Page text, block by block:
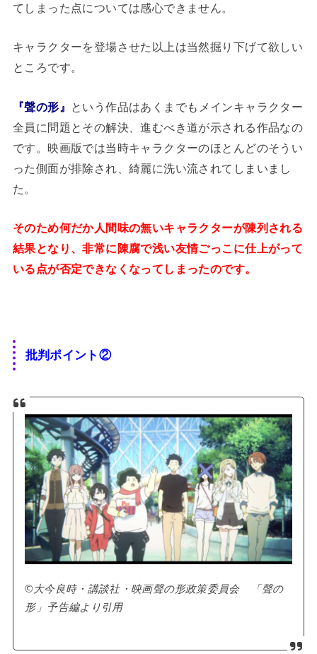
てしまった点については感心できません。
キャラクターを登場させた以上は当然掘り下げて欲しい
ところです。
『聲の形』
という作品はあくまでもメインキャラクター
全員に問題とその解決、進むべき道が示される作品なの
です。映画版では当時キャラクターのほとんどのそうい
った側面が排除され、綺麗に洗い流されてしまいまし
た。
そのため何だか人間味の無いキャラクターが陳列される
結果となり、非常に陳腐で浅い友情ごっこに仕上がって
いる点が否定できなくなってしまったのです。
批判ポイント②
©大今良時・講談社・映画聲の形政策委員会 「聲の
形」予告編より引用